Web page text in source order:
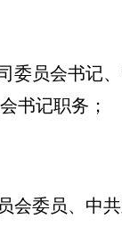
委员会书记
书记职务；
会委员、中